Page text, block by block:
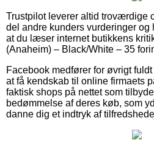
Trustpilot leverer altid troværdige
del andre kunders vurderinger og
at du læser internet butikkens
(Anaheim) – Black/White – 35
Facebook medfører for øvrigt
at få kendskab til online firmaets
faktisk shops på nettet som
bedømmelse af deres køb, som
danne dig et indtryk af